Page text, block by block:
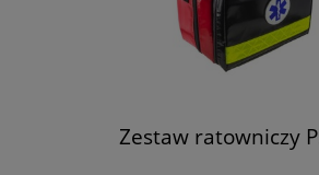
Zestaw ratowniczy